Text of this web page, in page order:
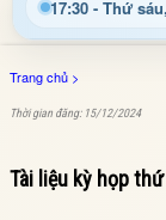
17:30 - Thứ
bạn đọc đến
Trang chủ >
Thời gian đăng: 15/12/2024
Tài liệu kỳ họp